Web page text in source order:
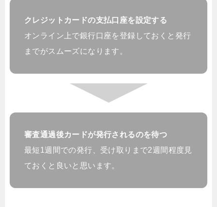
クレジットカードの支払口座を設定する
オンライン上で銀行口座を登録しておくと発行
までがスムーズになります。
審査通過後カードが発行されるのを待つ
最短1週間での発行、受け取りまで2週間程度見
ておくと良いと思います。